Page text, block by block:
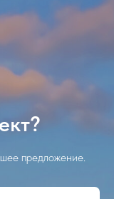
предложение.